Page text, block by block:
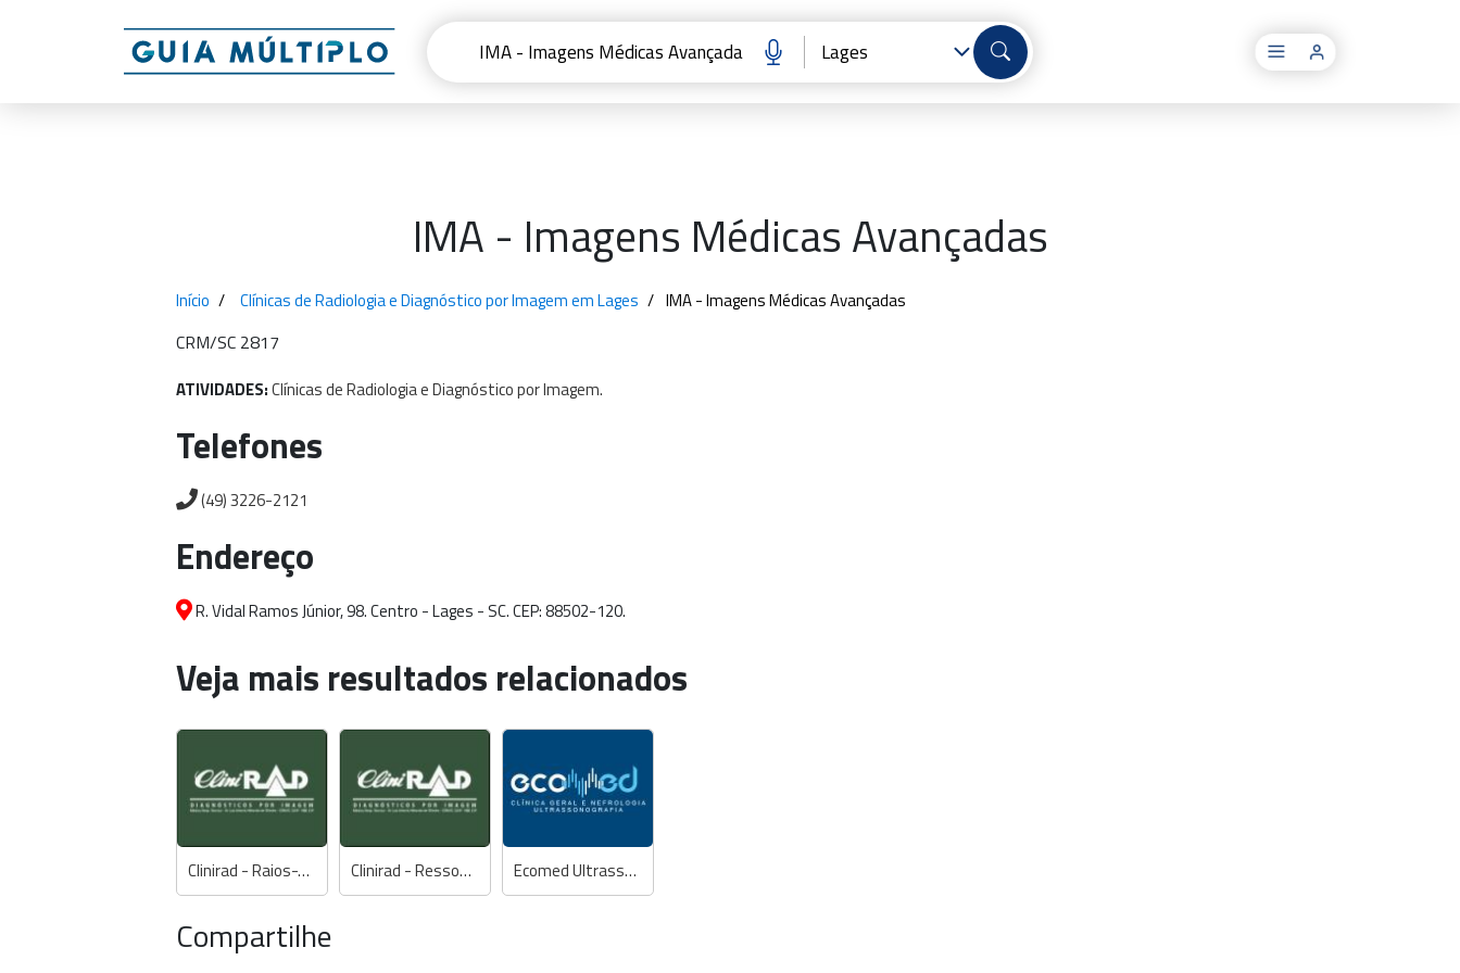
IMA - Imagens Médicas Avançadas
Início Clínicas de Radiologia e Diagnóstico por Imagem em Lages IMA - Imagens Médicas Avançadas
CRM/SC 2817
ATIVIDADES:ClínicasdeRadiologiaeDiagnósticoporImagem.
Telefones
(49) 3226-2121
Endereço
R. Vidal Ramos Júnior, 98. Centro - Lages - SC. CEP: 88502-120.
Veja mais resultados relacionados
Clinirad - Raios-X Digital, Mamografia Digital, Ultrassonografia, Densitometria Óssea, Tomografia Multislice Clinirad - Ressonância Magnética Ecomed Ultrassonografia, Clínica Geral e Nefrologia
Compartilhe